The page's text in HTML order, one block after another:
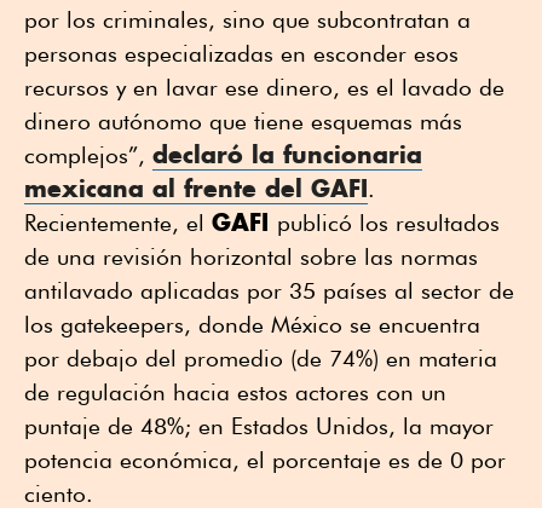
por los criminales, sino que subcontratan a
personas especializadas en esconder esos
recursos y en lavar ese dinero, es el lavado de
dinero autónomo que tiene esquemas más
complejos”, declaró la funcionaria
mexicana al frente del GAFI.
Recientemente, el GAFI publicó los resultados
de una revisión horizontal sobre las normas
antilavado aplicadas por 35 países al sector de
los gatekeepers, donde México se encuentra
por debajo del promedio (de 74%) en materia
de regulación hacia estos actores con un
puntaje de 48%; en Estados Unidos, la mayor
potencia económica, el porcentaje es de 0 por
ciento.